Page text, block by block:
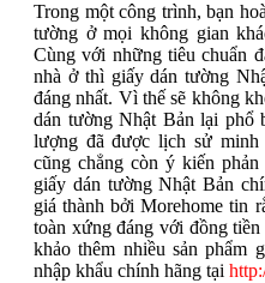
Trong một công trình, bạn
tường ở mọi không gian
Cùng với những tiêu chuẩn
nhà ở thì giấy dán tường
đáng nhất. Vì thế sẽ không
dán tường Nhật Bản lại phổ
lượng đã được lịch sử
cũng chẳng còn ý kiến
giấy dán tường Nhật Bản
giá thành bởi Morehome tin
toàn xứng đáng với đồng
khảo thêm nhiều sản phẩm
nhập khẩu chính hãng tại